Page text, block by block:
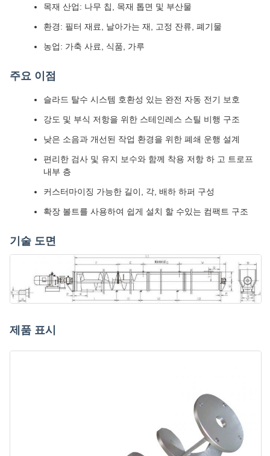
목재 산업: 나무 칩, 목재 톱면 및 부산물
환경: 필터 재료, 날아가는 재, 고정 잔류, 폐기물
농업: 가축 사료, 식품, 가루
주요 이점
슬라드 탈수 시스템 호환성 있는 완전 자동 전기 보호
강도 및 부식 저항을 위한 스테인레스 스틸 비행 구조
낮은 소음과 개선된 작업 환경을 위한 폐쇄 운행 설계
편리한 검사 및 유지 보수와 함께 착용 저항 하 고 트로프
내부 층
커스터마이징 가능한 길이, 각, 배하 하퍼 구성
확장 볼트를 사용하여 쉽게 설치 할 수있는 컴팩트 구조
기술 도면
제품 표시